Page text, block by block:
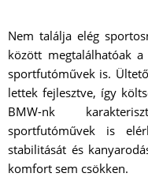
Nem találja elég
között megtalálhatóak
sportfutóművek is.
lettek fejlesztve, így
BMW-nk
sportfutóművek is
stabilitását és
komfort sem csökken.